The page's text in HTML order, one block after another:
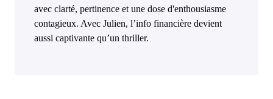
avec clarté, pertinence et une dose d'enthousiasme
contagieux. Avec Julien, l’info financière devient
aussi captivante qu’un thriller.